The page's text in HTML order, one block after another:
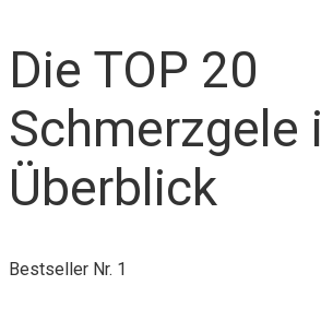
Die TOP 20
Schmerzgele
Überblick
Bestseller Nr. 1